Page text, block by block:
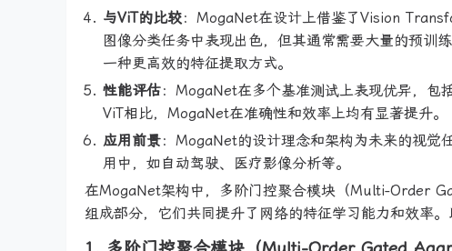
与ViT的比较：MogaNet在设计上借鉴了Vision
图像分类任务中表现出色，但其通常需要大量的预训
一种更高效的特征提取方式。
性能评估：MogaNet在多个基准测试上表现优异，包
ViT相比，MogaNet在准确性和效率上均有显著提升。
应用前景：MogaNet的设计理念和架构为未来的视觉
用中，如自动驾驶、医疗影像分析等。
在MogaNet架构中，多阶门控聚合模块（Multi-Order
组成部分，它们共同提升了网络的特征学习能力和效率。